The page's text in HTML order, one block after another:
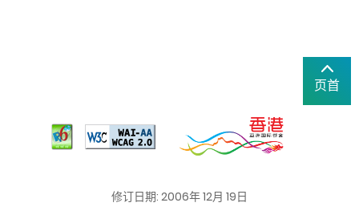
页首
修订日期: 2006年 12月 19日